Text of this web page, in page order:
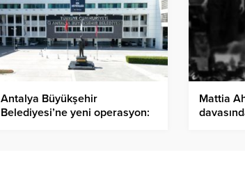
Antalya Büyükşehir
Belediyesi’ne yeni operasyon:
Mattia